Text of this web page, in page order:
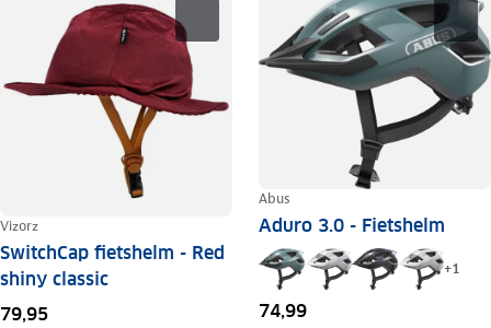
Vizorz
SwitchCap fietshelm - Red
shiny classic
79,95
Abus
Aduro 3.0 - Fietshelm
+1
74,99